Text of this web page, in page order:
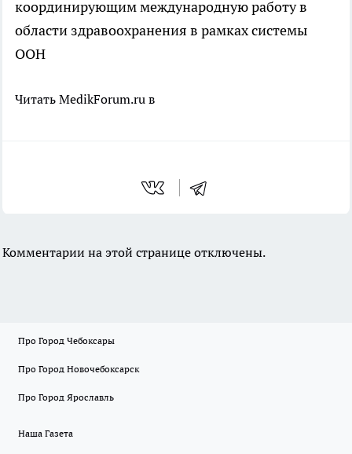
координирующим международную работу в
области здравоохранения в рамках системы
ООН
Читать MedikForum.ru в
Комментарии на этой странице отключены.
Про Город Чебоксары
Про Город Новочебоксарск
Про Город Ярославль
Наша Газета